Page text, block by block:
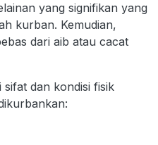
yang signifikan yang
kurban. Kemudian,
dari aib atau cacat
dan kondisi fisik